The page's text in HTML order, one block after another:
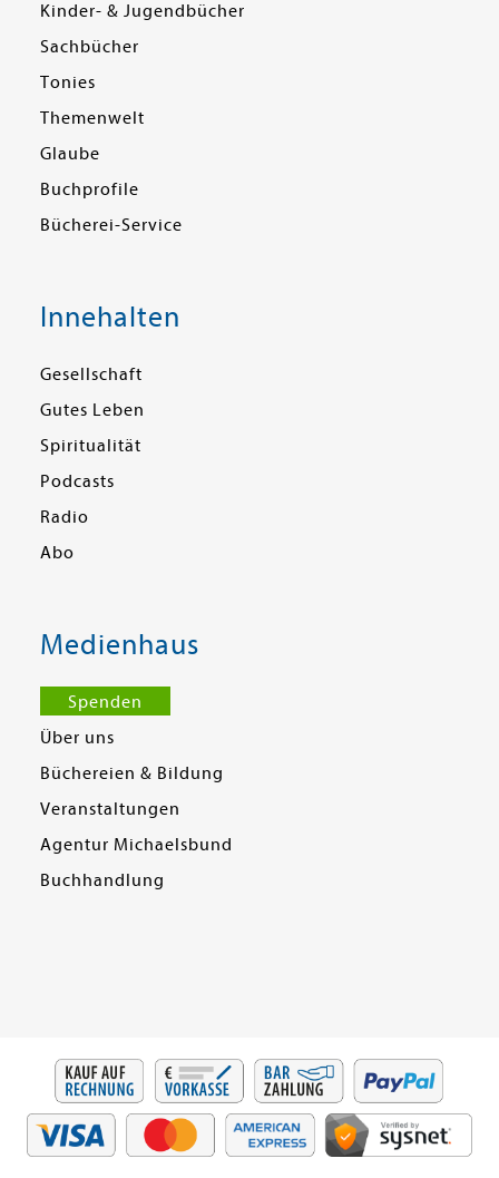
Kinder- & Jugendbücher
Sachbücher
Tonies
Themenwelt
Glaube
Buchprofile
Bücherei-Service
Innehalten
Gesellschaft
Gutes Leben
Spiritualität
Podcasts
Radio
Abo
Medienhaus
Spenden
Über uns
Büchereien & Bildung
Veranstaltungen
Agentur Michaelsbund
Buchhandlung